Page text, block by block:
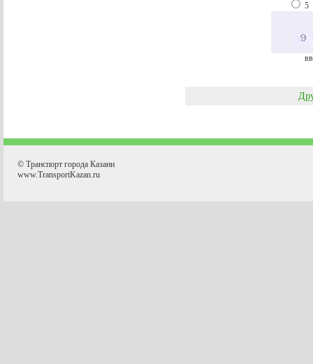
5
© Транспорт города Казани
www.TransportKazan.ru